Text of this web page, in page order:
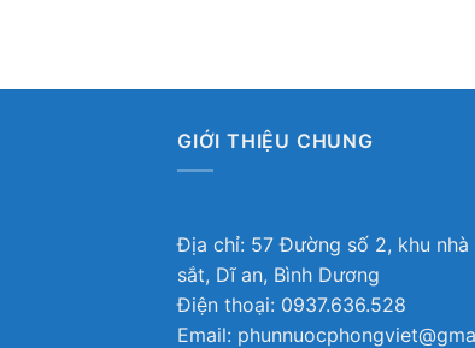
GIỚI THIỆU CHUNG
Địa chỉ: 57 Đường số 2, khu nhà
sắt, Dĩ an, Bình Dương
Điện thoại: 0937.636.528
Email: